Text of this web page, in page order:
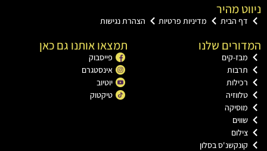
מהיר
הבית מדיניות פרטיות הצהרת נגישות
שלנו
קים
בסלון
תמצאו אותנו גם כאן
פייסבוק
אינסטגרם
יוטיוב
טיקטוק